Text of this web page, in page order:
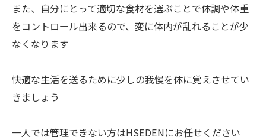
また、自分にとって適切な食材を選ぶことで体調や体重
をコントロール出来るので、変に体内が乱れることが少
なくなります
快適な生活を送るために少しの我慢を体に覚えさせてい
きましょう
一人では管理できない方はHSEDENにお任せください